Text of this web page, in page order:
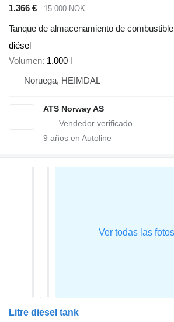
1.366 €
15.000 NOK
Tanque de almacenamiento de combustible
diésel
Volumen 1.000 l
Noruega, HEIMDAL
ATS Norway AS
9 años en Autoline
Litre diesel tank